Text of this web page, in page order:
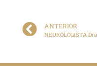
ANTERIOR
NEUROLOGISTA